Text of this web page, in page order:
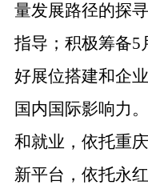
量发展路径的探
指导；积极筹备5
好展位搭建和企
国内国际影响力。
和就业，依托重
新平台，依托永